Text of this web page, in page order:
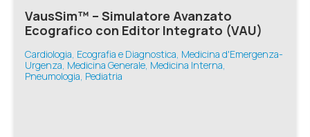
VausSim™ – Simulatore Avanzato
Ecografico con Editor Integrato (VAU)
Cardiologia, Ecografia e Diagnostica, Medicina d'Emergenza-
Urgenza, Medicina Generale, Medicina Interna,
Pneumologia, Pediatria